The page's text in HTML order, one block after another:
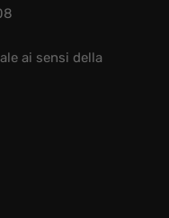
ai sensi della